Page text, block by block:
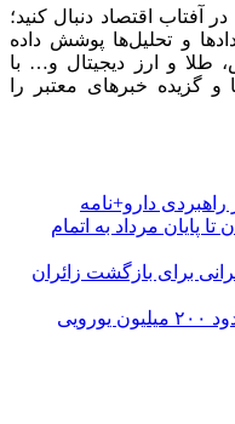
آفتاب اقتصاد دنبال کنید؛
و تحلیل‌ها پوشش داده
و ارز دیجیتال و… با
و گزیده خبرهای معتبر را
راهبردی دارو+نامه
پایان مرداد به اتمام
برای بازگشت زائران
پیامدهای تجاوز به ایران؛ زیان حدود ۲۰۰ میلیون یورویی